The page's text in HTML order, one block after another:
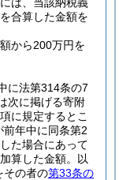
合算した金額を
から200万円を
に法第314条の7
次に掲げる寄附
に規定するとこ
年中に同条第2
た場合にあって
算した金額。以
その者の第33条の